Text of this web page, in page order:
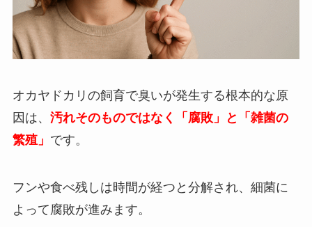
オカヤドカリの飼育で臭いが発生する根本的な原
因は、 汚れそのものではなく「腐敗」と「雑菌の
繁殖」 です。
フンや食べ残しは時間が経つと分解され、細菌に
よって腐敗が進みます。